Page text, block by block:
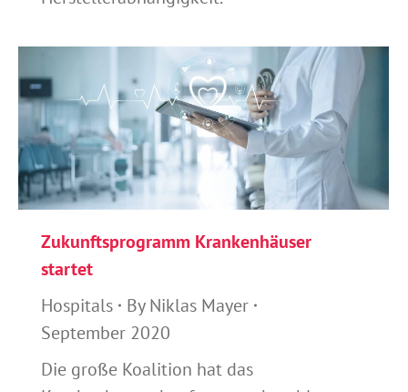
Zukunftsprogramm Krankenhäuser
startet
Hospitals
ByNiklas Mayer
September 2020
Die große Koalition hat das